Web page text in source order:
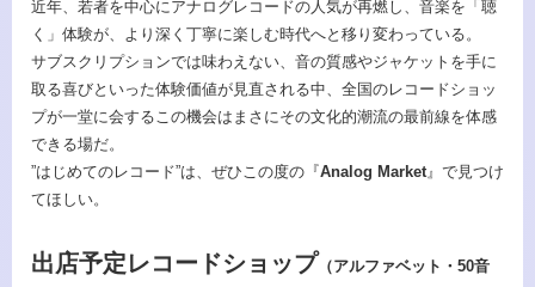
近年、若者を中心にアナログレコードの人気が再燃し、音楽を「聴
く」体験が、より深く丁寧に楽しむ時代へと移り変わっている。
サブスクリプションでは味わえない、音の質感やジャケットを手に
取る喜びといった体験価値が見直される中、全国のレコードショッ
プが一堂に会するこの機会はまさにその文化的潮流の最前線を体感
できる場だ。
”はじめてのレコード”は、ぜひこの度の『Analog Market』で見つけ
てほしい。
出店予定レコードショップ （アルファベット・50音